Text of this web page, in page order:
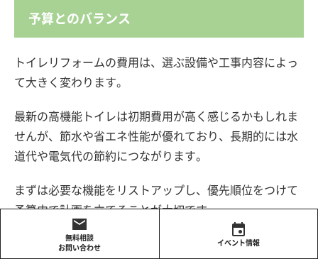
予算とのバランス
トイレリフォームの費用は、選ぶ設備や工事内容によっ
て大きく変わります。
最新の高機能トイレは初期費用が高く感じるかもしれま
せんが、節水や省エネ性能が優れており、長期的には水
道代や電気代の節約につながります。
まずは必要な機能をリストアップし、優先順位をつけて
予算内で計画を立てることが大切です。
また、内装リフォームも一緒に行う場合は、全体の費用
無料相談
お問い合わせ
イベント情報